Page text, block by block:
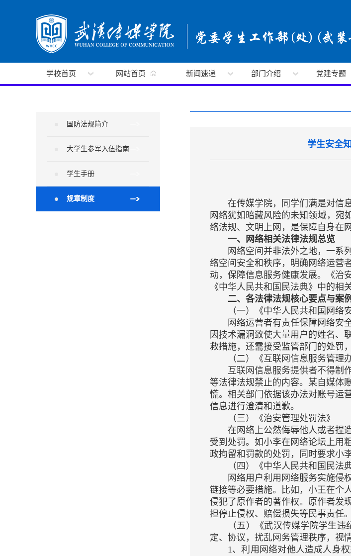
学校首页 网站首页 新闻速递 部门介绍 党建专题
国防法规简介
大学生参军入伍指南
学生手册
规章制度
学生安全
在传媒学院，同学们满是对信
网络犹如暗藏风险的未知领域，宛
络法规、文明上网，是保障自身在
一、网络相关法律法规总览
网络空间并非法外之地，一系
络空间安全和秩序，明确网络运营
动，保障信息服务健康发展。《治
《中华人民共和国民法典》中的相
二、各法律法规核心要点与案
（一）《中华人民共和国网络
网络运营者有责任保障网络安
因技术漏洞致使大量用户的姓名、
救措施，还需接受监管部门的处罚
（二）《互联网信息服务管理
互联网信息服务提供者不得制
等法律法规禁止的内容。某自媒体
慌。相关部门依据该办法对账号运
信息进行澄清和道歉。
（三）《治安管理处罚法》
在网络上公然侮辱他人或者捏
受到处罚。如小李在网络论坛上用
政拘留和罚款的处罚，同时要求小
（四）《中华人民共和国民法典
网络用户利用网络服务实施侵
链接等必要措施。比如，小王在个
侵犯了原作者的著作权。原作者发
担停止侵权、赔偿损失等民事责任。
（五）《武汉传媒学院学生
定、协议，扰乱网务管理秩序，视
1、利用网络对他人造成人身